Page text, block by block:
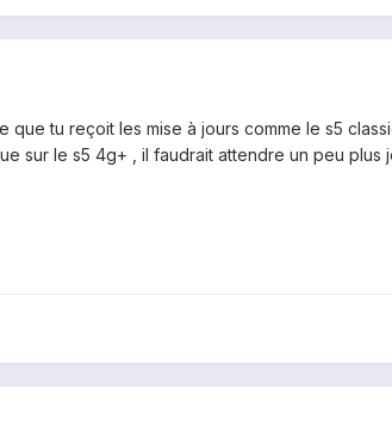
tu reçoit les mise à jours comme le s5
sur le s5 4g+ , il faudrait attendre un peu plus